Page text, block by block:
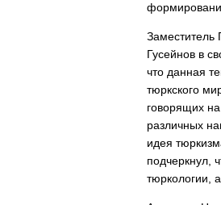
Заместитель
Гусейнов в
что данная
тюркского
говорящих
различных
идея
подчеркнул,
тюркологии,